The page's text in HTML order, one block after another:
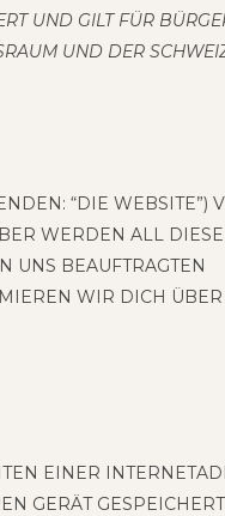
UND GILT FÜR
UND DER
“DIE WEB­SITE”)
WER­DEN ALL DIESE
BEAUF­TRAG­TEN D
WIR DICH ÜBER
EINER
GERÄT GESPEI­CHERT